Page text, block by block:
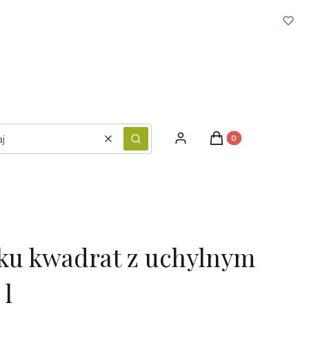
WyczyśćSzukaj
Zaloguj sięProdukty w koszyku:
Koszyk
kwadrat z uchylnym
l